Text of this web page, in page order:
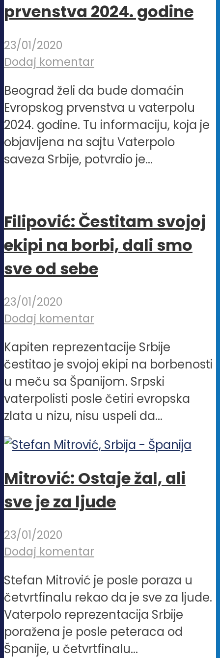
prvenstva 2024. godine
23/01/2020
Dodaj komentar
Beograd želi da bude domaćin
Evropskog prvenstva u vaterpolu
2024. godine. Tu informaciju, koja je
objavljena na sajtu Vaterpolo
saveza Srbije, potvrdio je...
Filipović: Čestitam svojoj
ekipi na borbi, dali smo
sve od sebe
23/01/2020
Dodaj komentar
Kapiten reprezentacije Srbije
čestitao je svojoj ekipi na borbenosti
u meču sa Španijom. Srpski
vaterpolisti posle četiri evropska
zlata u nizu, nisu uspeli da...
Mitrović: Ostaje žal, ali
sve je za ljude
23/01/2020
Dodaj komentar
Stefan Mitrović je posle poraza u
četvrtfinalu rekao da je sve za ljude.
Vaterpolo reprezentacija Srbije
poražena je posle peteraca od
Španije, u četvrtfinalu...